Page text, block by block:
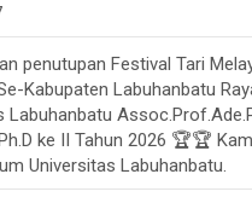
penutupan Festival Tari
Kabupaten Labuhanbatu
Labuhanbatu
ke II Tahun 2026 🏆🏆
Universitas Labuhanbatu.